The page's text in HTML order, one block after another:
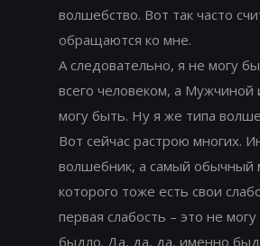
волшебство. Вот так часто
обращаются ко мне.
А следовательно, я не могу
всего человеком, а Мужчиной
могу быть. Ну я же типа
Вот сейчас растрою многих.
волшебник, а самый обычный
которого тоже есть свои
первая слабость – это не
быдло. Да, да, да, именно